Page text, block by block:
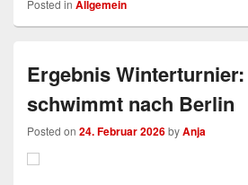
Posted in Allgemein
Ergebnis
schwimmt nach Berlin
Posted on 24. Februar 2026byAnja